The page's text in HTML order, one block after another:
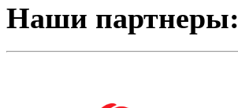
Наши партнеры: